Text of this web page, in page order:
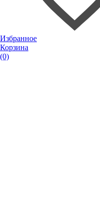
Избранное
Корзина
(0)